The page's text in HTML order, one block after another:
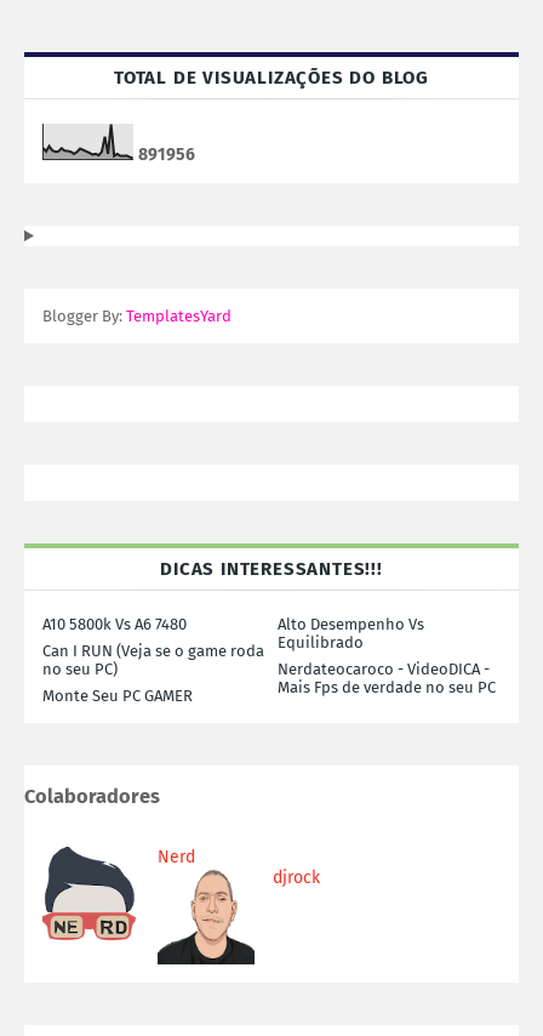
TOTAL DE VISUALIZAÇÕES DO BLOG
891956
Blogger By: TemplatesYard
DICAS INTERESSANTES!!!
A10 5800k Vs A6 7480
Alto Desempenho Vs
Equilibrado
Can I RUN (Veja se o game roda
no seu PC)
Nerdateocaroco - VideoDICA -
Mais Fps de verdade no seu PC
Monte Seu PC GAMER
Colaboradores
Nerd
djrock